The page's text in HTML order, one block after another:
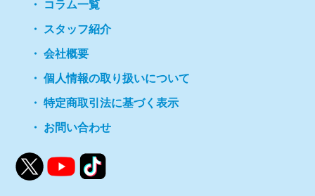
コラム一覧
スタッフ紹介
会社概要
個人情報の取り扱いについて
特定商取引法に基づく表示
お問い合わせ